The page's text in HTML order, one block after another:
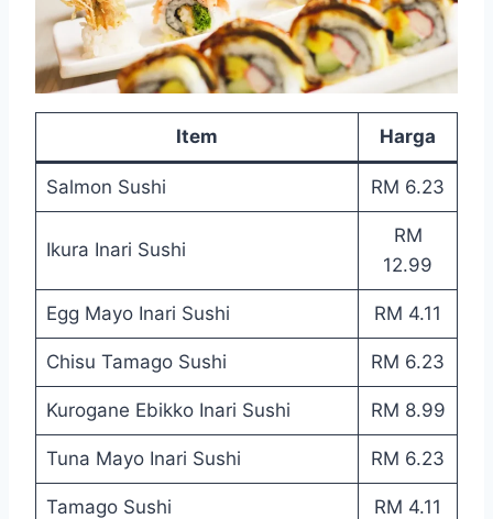
Item Harga
Salmon Sushi RM 6.23
Ikura Inari Sushi
RM
12.99
Egg Mayo Inari Sushi RM 4.11
Chisu Tamago Sushi RM 6.23
Kurogane Ebikko Inari Sushi RM 8.99
Tuna Mayo Inari Sushi RM 6.23
Tamago Sushi RM 4.11